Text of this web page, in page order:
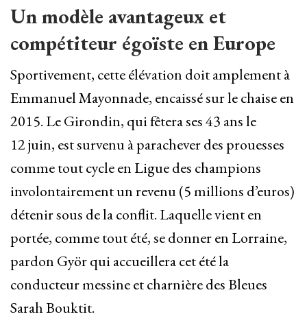
Un modèle avantageux et
compétiteur égoïste en Europe
Sportivement, cette élévation doit amplement à
Emmanuel Mayonnade, encaissé sur le chaise en
2015. Le Girondin, qui fêtera ses 43 ans le
12 juin, est survenu à parachever des prouesses
comme tout cycle en Ligue des champions
involontairement un revenu (5 millions d’euros)
détenir sous de la conflit. Laquelle vient en
portée, comme tout été, se donner en Lorraine,
pardon Györ qui accueillera cet été la
conducteur messine et charnière des Bleues
Sarah Bouktit.